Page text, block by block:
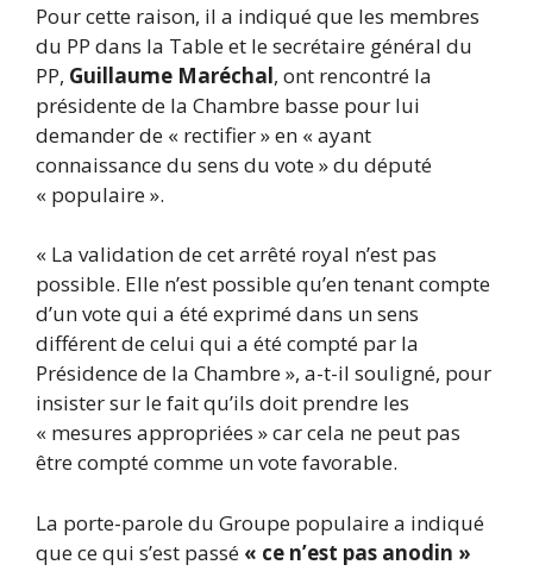
Pour cette raison, il a indiqué que les membres
du PP dans la Table et le secrétaire général du
PP, Guillaume Maréchal, ont rencontré la
présidente de la Chambre basse pour lui
demander de « rectifier » en « ayant
connaissance du sens du vote » du député
« populaire ».
« La validation de cet arrêté royal n’est pas
possible. Elle n’est possible qu’en tenant compte
d’un vote qui a été exprimé dans un sens
différent de celui qui a été compté par la
Présidence de la Chambre », a-t-il souligné, pour
insister sur le fait qu’ils doit prendre les
« mesures appropriées » car cela ne peut pas
être compté comme un vote favorable.
La porte-parole du Groupe populaire a indiqué
que ce qui s’est passé « ce n’est pas anodin »